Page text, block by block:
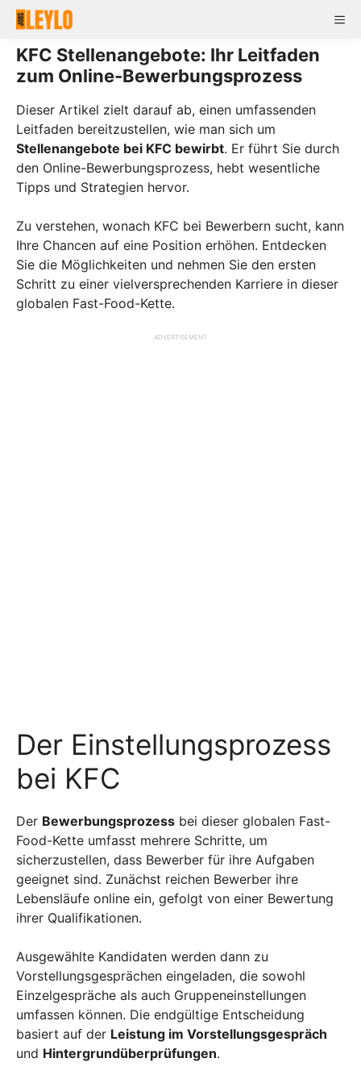
Skip
content
KFC Stellenangebote: Ihr Leitfaden
zum Online-Bewerbungsprozess
Dieser Artikel zielt darauf ab, einen umfassenden
Leitfaden bereitzustellen, wie man sich um
Stellenangebote bei KFC bewirbt. Er führt Sie durch
den Online-Bewerbungsprozess, hebt wesentliche
Tipps und Strategien hervor.
Zu verstehen, wonach KFC bei Bewerbern sucht, kann
Ihre Chancen auf eine Position erhöhen. Entdecken
Sie die Möglichkeiten und nehmen Sie den ersten
Schritt zu einer vielversprechenden Karriere in dieser
globalen Fast-Food-Kette.
ADVERTISEMENT
Der Einstellungsprozess
bei KFC
Der Bewerbungsprozess bei dieser globalen Fast-
Food-Kette umfasst mehrere Schritte, um
sicherzustellen, dass Bewerber für ihre Aufgaben
geeignet sind. Zunächst reichen Bewerber ihre
Lebensläufe online ein, gefolgt von einer Bewertung
ihrer Qualifikationen.
Ausgewählte Kandidaten werden dann zu
Vorstellungsgesprächen eingeladen, die sowohl
Einzelgespräche als auch Gruppeneinstellungen
umfassen können. Die endgültige Entscheidung
basiert auf der Leistung im Vorstellungsgespräch
und Hintergrundüberprüfungen.